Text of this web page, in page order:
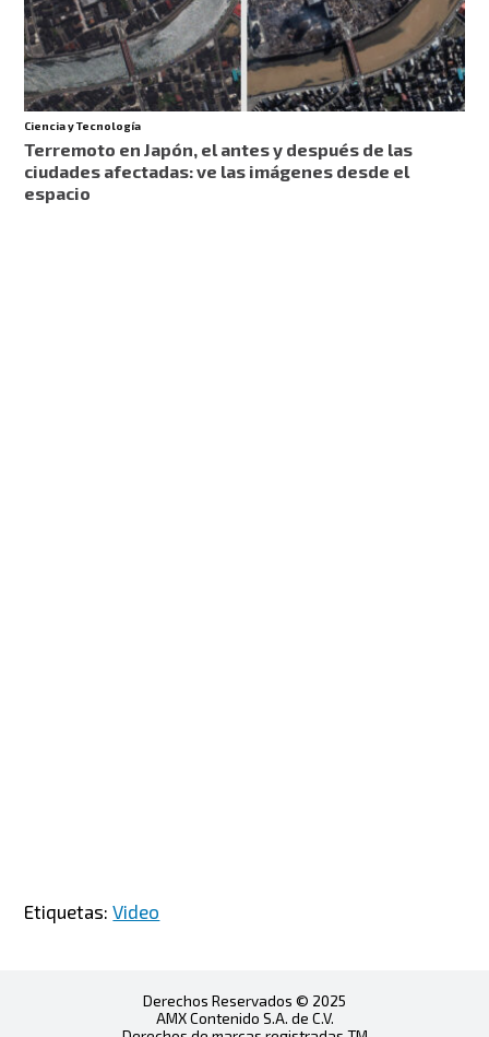
Ciencia y Tecnología
Terremoto en Japón, el antes y después de las
ciudades afectadas: ve las imágenes desde el
espacio
Etiquetas:Video
Derechos Reservados © 2025
AMX Contenido S.A. de C.V.